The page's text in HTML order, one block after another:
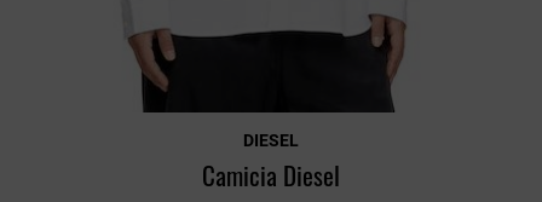
DIESEL
Camicia Diesel